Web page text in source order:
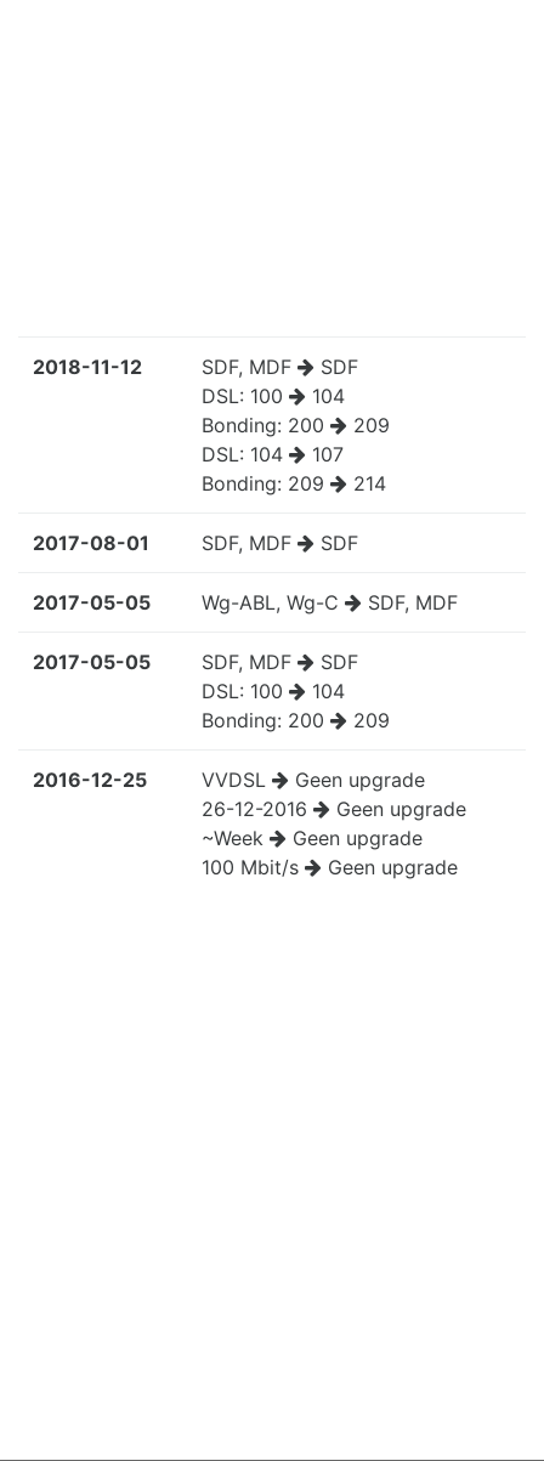
2018-11-12 SDF, MDF
SDF
DSL: 100
104
Bonding: 200
209
DSL: 104
107
Bonding: 209 214
2017-08-01 SDF, MDF SDF
2017-05-05 Wg-ABL, Wg-C SDF, MDF
2017-05-05 SDF, MDF
SDF
DSL: 100
104
Bonding: 200 209
2016-12-25 VVDSL
Geen upgrade
26-12-2016
Geen upgrade
~Week
Geen upgrade
100 Mbit/s
Geen upgrade